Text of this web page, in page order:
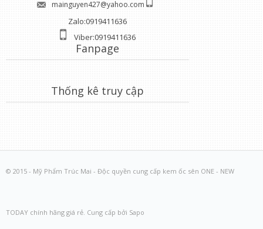
mainguyen427@yahoo.com
Zalo:0919411636
Viber:0919411636
Fanpage
Thống kê truy cập
© 2015 - Mỹ Phẩm Trúc Mai - Độc quyền cung cấp kem ốc sên ONE - NEW
TODAY chính hãng giá rẻ. Cung cấp bởi Sapo